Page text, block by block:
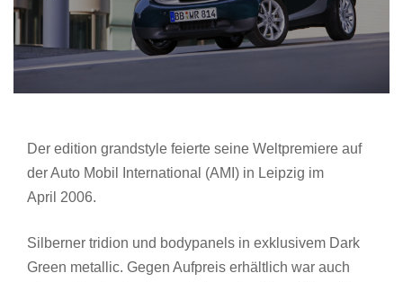
Der edition grandstyle feierte seine Weltpremiere auf
der Auto Mobil International (AMI) in Leipzig im
April 2006.
Silberner tridion und bodypanels in exklusivem Dark
Green metallic. Gegen Aufpreis erhältlich war auch